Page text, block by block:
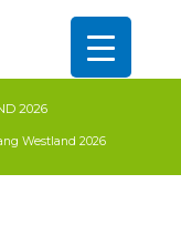
2026
Westland 2026